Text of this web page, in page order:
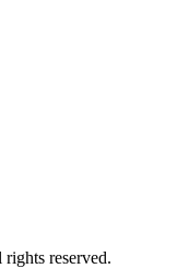
reserved.